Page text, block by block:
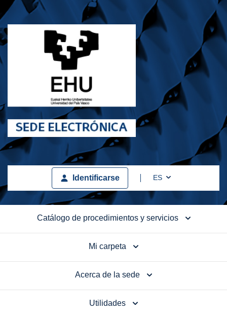
ES Toggle Dropdown
Identificarse
Catálogo de procedimientos y servicios
Mi carpeta
Acerca de la sede
Utilidades